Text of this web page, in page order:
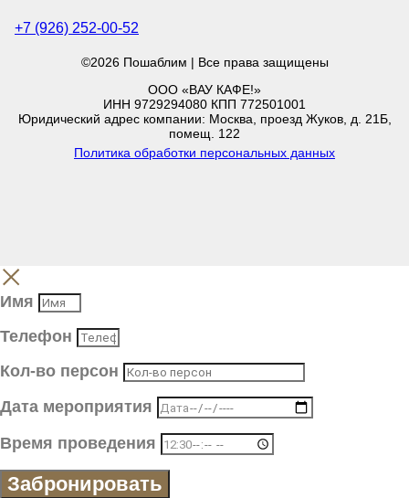
+7 (926) 252-00-52
©2026 Пошаблим | Все права защищены
ООО «ВАУ КАФЕ!»
ИНН 9729294080 КПП 772501001
Юридический адрес компании: Москва, проезд Жуков, д. 21Б,
помещ. 122
Политика обработки персональных данных
Имя
Телефон
Кол-во персон
Дата мероприятия
Время проведения
Забронировать